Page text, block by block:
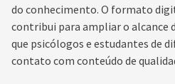
do conhecimento. O formato
contribui para ampliar o alcance
que psicólogos e estudantes de
contato com conteúdo de